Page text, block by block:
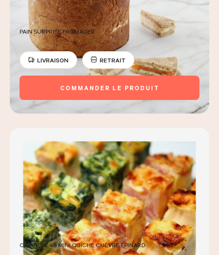
PAIN SURPRISE FROMAGER
LIVRAISON RETRAIT
COMMANDER LE PRODUIT
CADRE DE 48 MINI QUICHE CHÈVRE ÉPINARD